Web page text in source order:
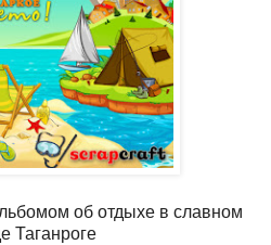
об отдыхе в славном
Таганроге